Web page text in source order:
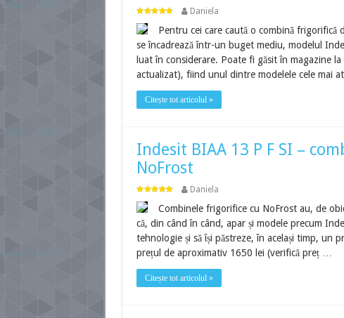
Daniela
Pentru cei care caută o combină frigorifică
se încadrează într-un buget mediu, modelul
luat în considerare. Poate fi găsit în magazine
actualizat), fiind unul dintre modelele cele mai
Citește tot articolul »
Indesit BIAA 13 P F SI –
NoFrost
Daniela
Combinele frigorifice cu NoFrost au, de
că, din când în când, apar și modele precum
tehnologie și să își păstreze, în același timp, un
prețul de aproximativ 1650 lei (verifică preț …
Citește tot articolul »